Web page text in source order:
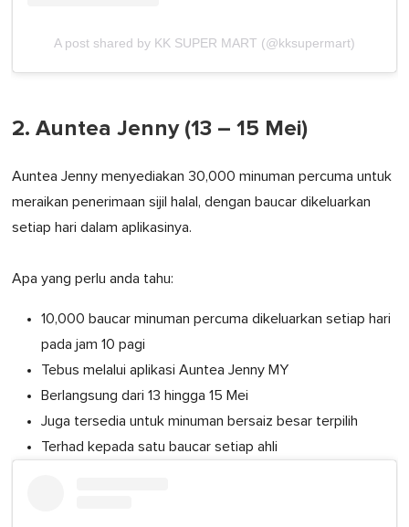
A post shared by KK SUPER MART (@kksupermart)
2. Auntea Jenny (13 – 15 Mei)
Auntea Jenny menyediakan 30,000 minuman percuma untuk
meraikan penerimaan sijil halal, dengan baucar dikeluarkan
setiap hari dalam aplikasinya.
Apa yang perlu anda tahu:
10,000 baucar minuman percuma dikeluarkan setiap hari
pada jam 10 pagi
Tebus melalui aplikasi Auntea Jenny MY
Berlangsung dari 13 hingga 15 Mei
Juga tersedia untuk minuman bersaiz besar terpilih
Terhad kepada satu baucar setiap ahli